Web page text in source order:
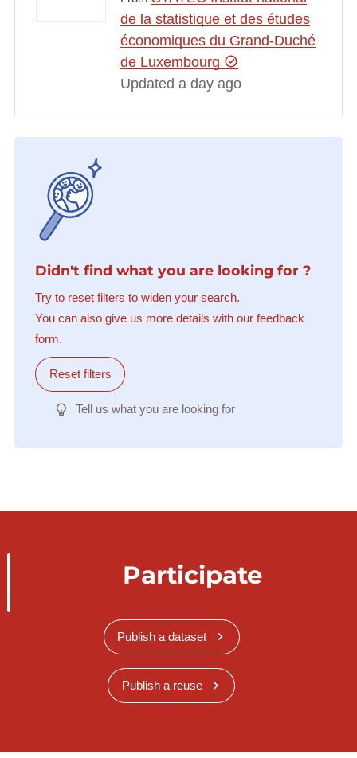
de la statistique et des études
économiques du Grand-Duché
de Luxembourg
Updated a day ago
Didn't find what you are looking for ?
Try to reset filters to widen your search.
You can also give us more details with our feedback
form.
Reset filters
Tell us what you are looking for
Participate
Publish a dataset
Publish a reuse